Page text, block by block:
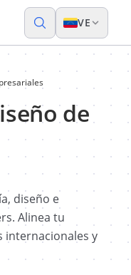
VE
de
diseño e
Alinea tu
internacionales y